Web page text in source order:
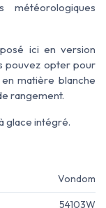
météorologiques
ici en version
pouvez opter pour
matière blanche
rangement.
glace intégré.
Vondom
54103W